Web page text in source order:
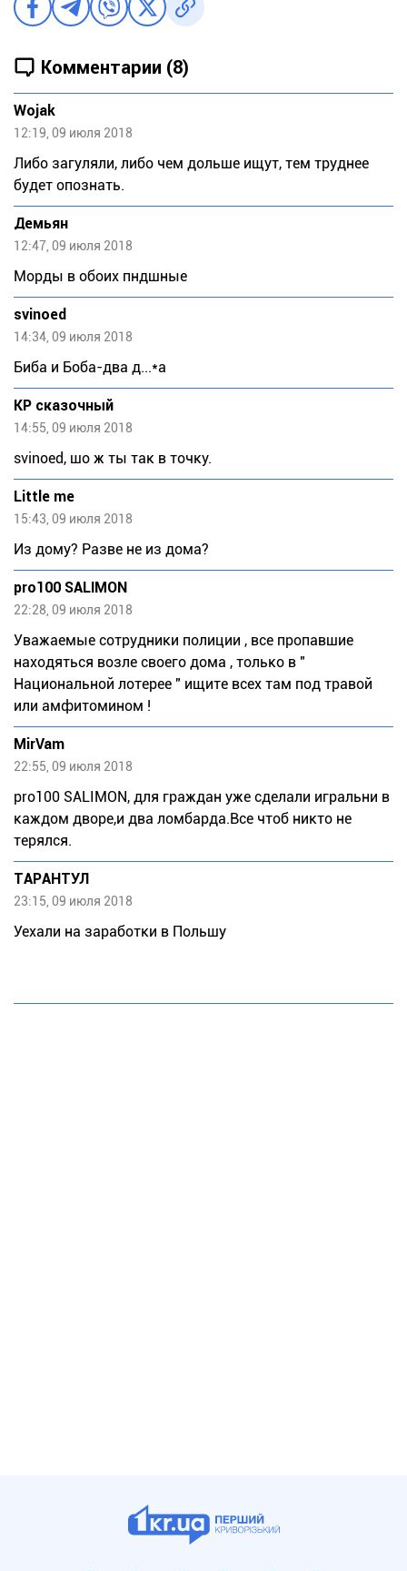
Комментарии (8)
Wojak
12:19, 09 июля 2018
Либо загуляли, либо чем дольше ищут, тем труднее
будет опознать.
Демьян
12:47, 09 июля 2018
Морды в обоих пндшные
svinoed
14:34, 09 июля 2018
Биба и Боба-два д...*а
КР сказочный
14:55, 09 июля 2018
svinоеd, шо ж ты так в точку.
Little me
15:43, 09 июля 2018
Из дому? Разве не из дома?
pro100 SALIMON
22:28, 09 июля 2018
Уважаемые сотрудники полиции , все пропавшие
находяться возле своего дома , только в "
Национальной лотерее " ищите всех там под травой
или амфитомином !
MirVam
22:55, 09 июля 2018
prо100 SАLIМОN, для граждан уже сделали игральни в
каждом дворе,и два ломбарда.Все чтоб никто не
терялся.
ТАРАНТУЛ
23:15, 09 июля 2018
Уехали на заработки в Польшу